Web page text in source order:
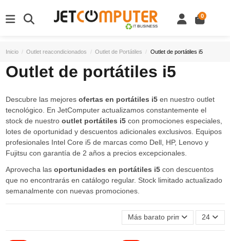
0
Inicio Outlet reacondicionados Outlet de Portátiles Outlet de portátiles i5
Outlet de portátiles i5
Descubre las mejores ofertas en portátiles i5en nuestro outlet
tecnológico. En JetComputer actualizamos constantemente el
stock de nuestro outlet portátiles i5con promociones especiales,
lotes de oportunidad y descuentos adicionales exclusivos. Equipos
profesionales Intel Core i5 de marcas como Dell, HP, Lenovo y
Fujitsu con garantía de 2 años a precios excepcionales.
Aprovecha las oportunidades en portátiles i5con descuentos
que no encontrarás en catálogo regular. Stock limitado actualizado
semanalmente con nuevas promociones.
Más barato primero 24